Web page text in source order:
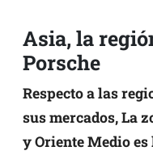
Asia, la
Porsche
Respecto a las
sus mercados, La
y Oriente Medio